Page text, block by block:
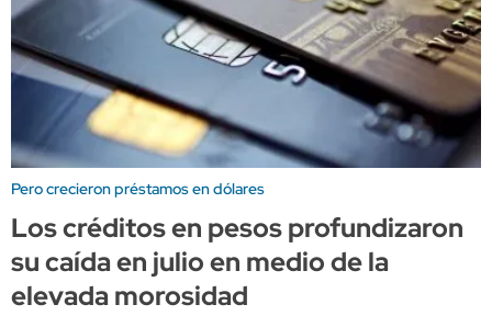
Pero crecieron préstamos en dólares
Los créditos en pesos profundizaron
su caída en julio en medio de la
elevada morosidad